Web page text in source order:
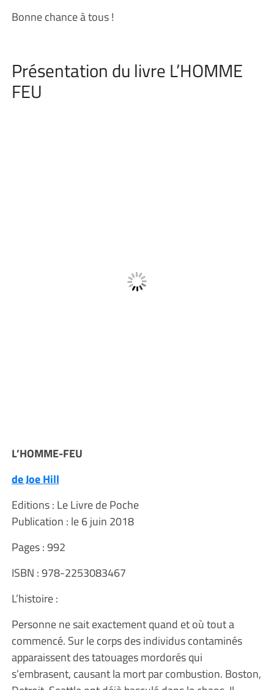
Bonne chance à tous !
Présentation du livre L’HOMME
FEU
L’HOMME-FEU
de Joe Hill
Editions : Le Livre de Poche
Publication : le 6 juin 2018
Pages : 992
ISBN : 978-2253083467
L’histoire :
Personne ne sait exactement quand et où tout a
commencé. Sur le corps des individus contaminés
apparaissent des tatouages mordorés qui
s’embrasent, causant la mort par combustion. Boston,